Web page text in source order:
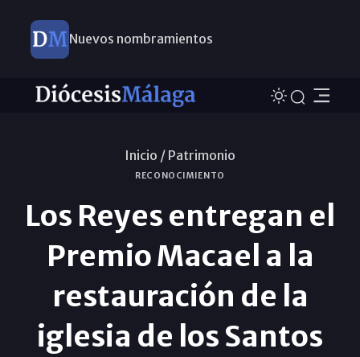
Nuevos nombramientos
Inicio / Patrimonio
RECONOCIMIENTO
Los Reyes entregan el
Premio Macael a la
restauración de la
iglesia de los Santos